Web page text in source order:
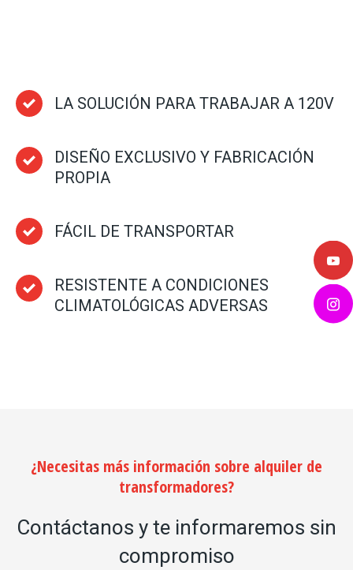
LA SOLUCIÓN PARA TRABAJAR A 120V
DISEÑO EXCLUSIVO Y FABRICACIÓN
PROPIA
FÁCIL DE TRANSPORTAR
RESISTENTE A CONDICIONES
CLIMATOLÓGICAS ADVERSAS
¿Necesitas más información sobre alquiler de
transformadores?
Contáctanos y te informaremos sin
compromiso